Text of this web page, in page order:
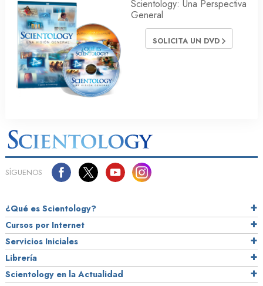
Scientology: Una Perspectiva
General
SOLICITA UN DVD
SÍGUENOS
¿Qué es Scientology?
Cursos por Internet
Servicios Iniciales
Librería
Scientology en la Actualidad